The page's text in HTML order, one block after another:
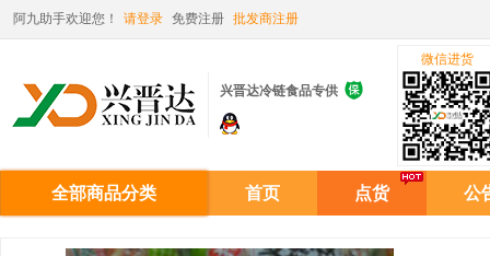
阿九助手欢迎您！ 请登录 免费注册 批发商注册
兴晋达冷链食品专供 
微信进货
全部商品分类 首页 点货 公